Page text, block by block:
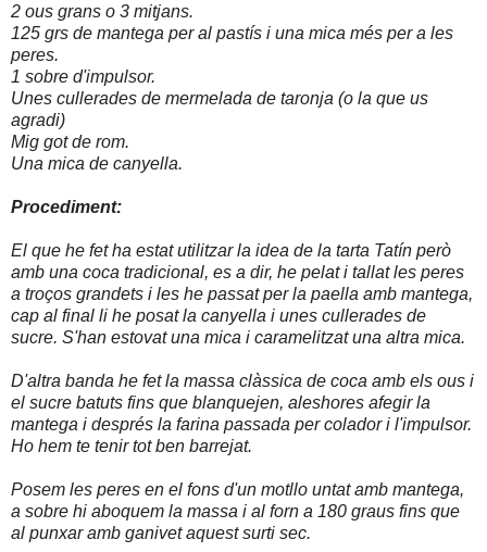
2 ous grans o 3 mitjans.
125 grs de mantega per al pastís i una mica més per a les
peres.
1 sobre d'impulsor.
Unes cullerades de mermelada de taronja (o la que us
agradi)
Mig got de rom.
Una mica de canyella.
Procediment:
El que he fet ha estat utilitzar la idea de la tarta Tatín però
amb una coca tradicional, es a dir, he pelat i tallat les peres
a troços grandets i les he passat per la paella amb mantega,
cap al final li he posat la canyella i unes cullerades de
sucre. S'han estovat una mica i caramelitzat una altra mica.
D'altra banda he fet la massa clàssica de coca amb els ous i
el sucre batuts fins que blanquejen, aleshores afegir la
mantega i després la farina passada per colador i l'impulsor.
Ho hem te tenir tot ben barrejat.
Posem les peres en el fons d'un motllo untat amb mantega,
a sobre hi aboquem la massa i al forn a 180 graus fins que
al punxar amb ganivet aquest surti sec.